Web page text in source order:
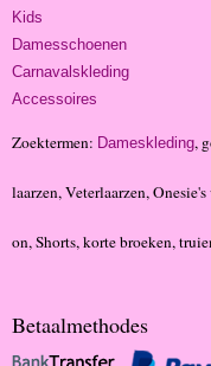
Kids
Damesschoenen
Carnavalskleding
Accessoires
Zoektermen: Dameskleding,
laarzen, Veterlaarzen,
on, Shorts, korte broeken,
Betaalmethodes